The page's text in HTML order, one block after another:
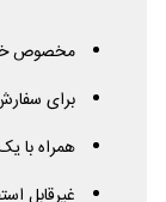
مخصوص
برای سفارش های
همراه با
غیرقابل